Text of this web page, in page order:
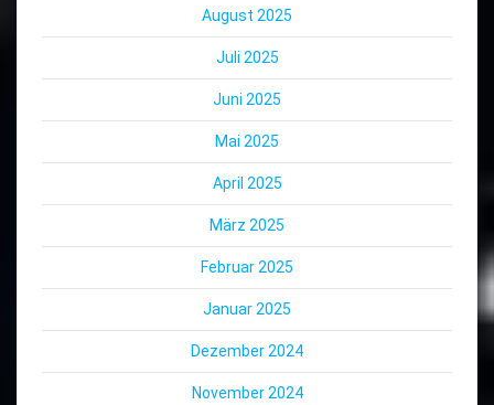
August 2025
Juli 2025
Juni 2025
Mai 2025
April 2025
März 2025
Februar 2025
Januar 2025
Dezember 2024
November 2024